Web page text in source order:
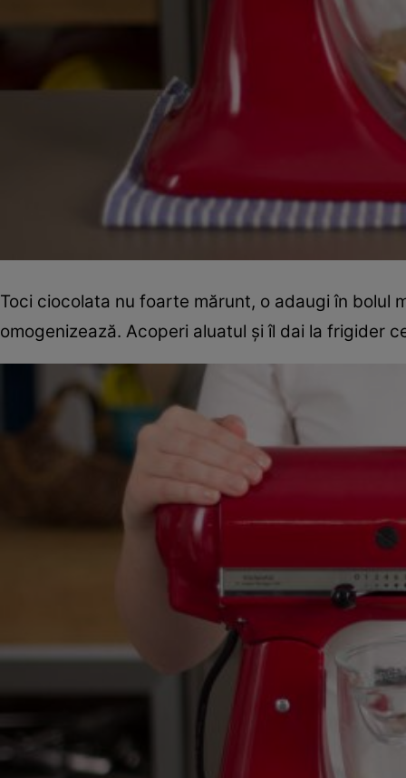
Toci ciocolata nu foarte mărunt, o adaugi în bolul
omogenizează. Acoperi aluatul şi îl dai la frigider